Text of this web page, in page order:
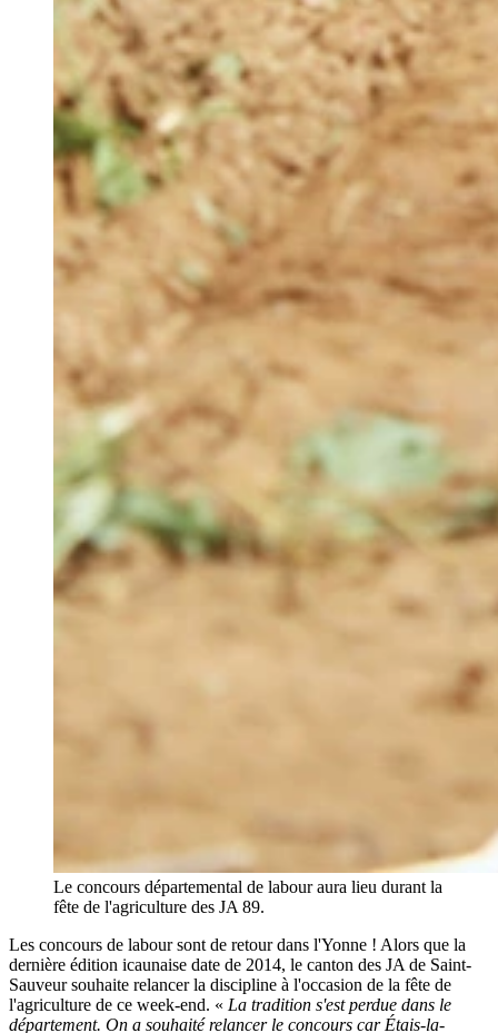
Le concours départemental de labour aura lieu durant la
fête de l'agriculture des JA 89.
Les concours de labour sont de retour dans l'Yonne ! Alors que la
dernière édition icaunaise date de 2014, le canton des JA de Saint-
Sauveur souhaite relancer la discipline à l'occasion de la fête de
l'agriculture de ce week-end. « La tradition s'est perdue dans le
département. On a souhaité relancer le concours car Étais-la-